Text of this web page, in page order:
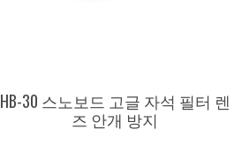
HB-30 스노보드 고글 자석 필터 렌
즈 안개 방지